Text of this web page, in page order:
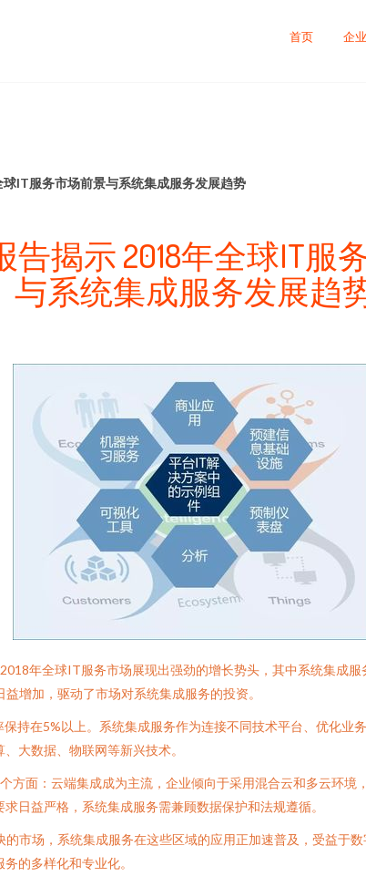
首页 企
IT服务市场前景与系统集成服务发展趋势
告揭示 2018年全球IT服
与系统集成服务发展趋
年全球IT服务市场展现出强劲的增长势头，其中系统集成
增加，驱动了市场对系统集成服务的投资。
持在5%以上。系统集成服务作为连接不同技术平台、优化业
大数据、物联网等新兴技术。
面：云端集成成为主流，企业倾向于采用混合云和多云环
日益严格，系统集成服务需兼顾数据保护和法规遵循。
市场，系统集成服务在这些区域的应用正加速普及，受益于
的多样化和专业化。